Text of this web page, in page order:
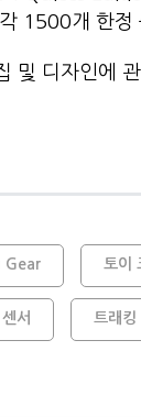
1500개 한정
및 디자인에
Gear 토이
서 트래킹